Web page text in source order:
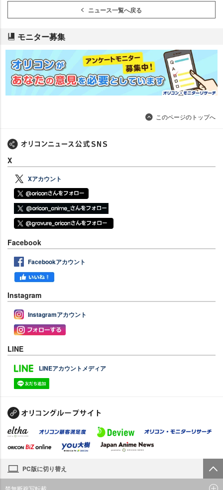
ニュース一覧へ戻る
モニター募集
このページのトップへ
X
Xアカウント
Facebook
Facebookアカウント
Instagram
Instagramアカウント
LINE
LINEアカウントメディア
PC版に切り替え
禁無断複写転載